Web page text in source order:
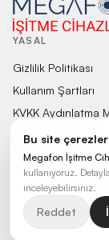
YASAL
Gizlilik Politikası
Kullanım Şartları
KVKK Aydınlatma
Çerez Politikası
2026
Bu site
Megafon İşitme
kullanıyoruz.
inceleyebilirsiniz.
Reddet